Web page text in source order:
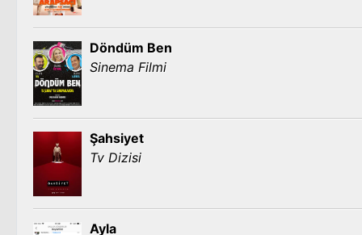
Döndüm Ben
Sinema Filmi
Şahsiyet
Tv Dizisi
Ayla